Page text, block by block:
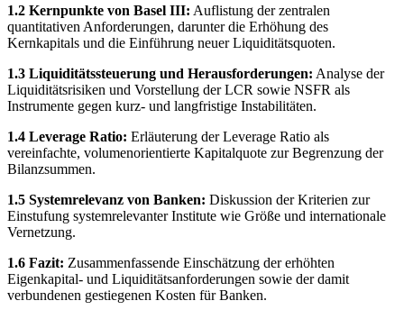
1.2 Kernpunkte von Basel III: Auflistung der zentralen
quantitativen Anforderungen, darunter die Erhöhung des
Kernkapitals und die Einführung neuer Liquiditätsquoten.
1.3 Liquiditätssteuerung und Herausforderungen: Analyse der
Liquiditätsrisiken und Vorstellung der LCR sowie NSFR als
Instrumente gegen kurz- und langfristige Instabilitäten.
1.4 Leverage Ratio: Erläuterung der Leverage Ratio als
vereinfachte, volumenorientierte Kapitalquote zur Begrenzung der
Bilanzsummen.
1.5 Systemrelevanz von Banken: Diskussion der Kriterien zur
Einstufung systemrelevanter Institute wie Größe und internationale
Vernetzung.
1.6 Fazit: Zusammenfassende Einschätzung der erhöhten
Eigenkapital- und Liquiditätsanforderungen sowie der damit
verbundenen gestiegenen Kosten für Banken.